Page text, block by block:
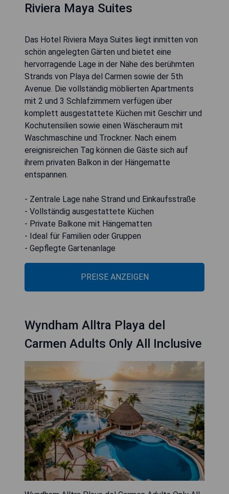
Riviera Maya Suites
Das Hotel Riviera Maya Suites liegt inmitten von
schön angelegten Gärten und bietet eine
hervorragende Lage in der Nähe des berühmten
Strands von Playa del Carmen sowie der 5th
Avenue. Die vollständig möblierten Apartments
mit 2 und 3 Schlafzimmern verfügen über
komplett ausgestattete Küchen mit Geschirr und
Kochutensilien sowie einen Wäscheraum mit
Waschmaschine und Trockner. Nach einem
ereignisreichen Tag können die Gäste sich auf
ihrem privaten Balkon in der Hängematte
entspannen.
- Zentrale Lage nahe Strand und Einkaufsstraße
- Vollständig ausgestattete Küchen
- Private Balkone mit Hängematten
- Ideal für Familien oder Gruppen
- Gepflegte Gartenanlage
PREISE ANZEIGEN
Wyndham Alltra Playa del
Carmen Adults Only All Inclusive